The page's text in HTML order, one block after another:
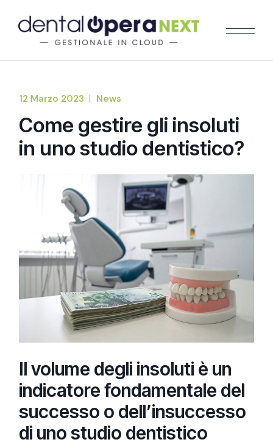
12 Marzo 2023 News
Come gestire gli insoluti
in uno studio dentistico?
Il volume degli insoluti è un
indicatore fondamentale del
successo o dell’insuccesso
di uno studio dentistico